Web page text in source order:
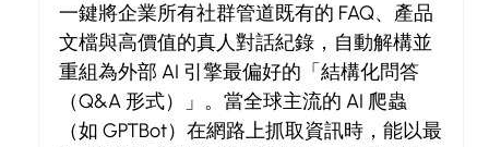
一鍵將企業所有社群管道既有的 FAQ、產品
文檔與高價值的真人對話紀錄，自動解構並
重組為外部 AI 引擎最偏好的「結構化問答
（Q&A 形式）」。當全球主流的 AI 爬蟲
（如 GPTBot）在網路上抓取資訊時，能以最